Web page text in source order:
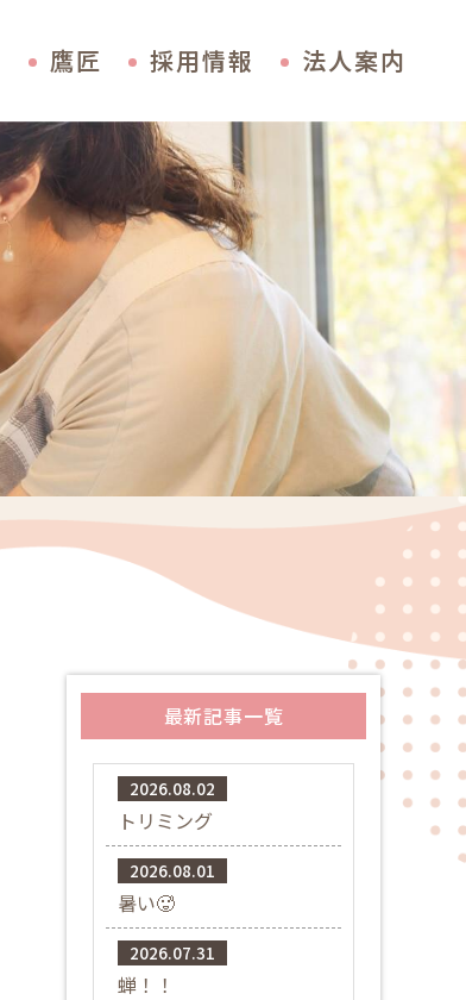
鷹匠 採用情報 法人案内
最新記事一覧
2026.08.02
トリミング
2026.08.01
暑い🥵
2026.07.31
蝉！！